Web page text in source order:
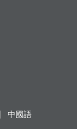
中國語